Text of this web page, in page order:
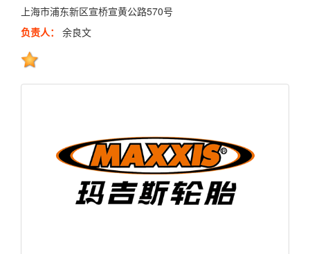
上海市浦东新区宣桥宣黄公路570号
负责人：
余良文